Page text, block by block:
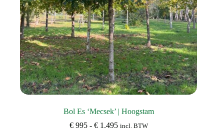
Bol Es ‘Mecsek’ | Hoogstam
€995 - €1.495Prijsklasse:
incl. BTW